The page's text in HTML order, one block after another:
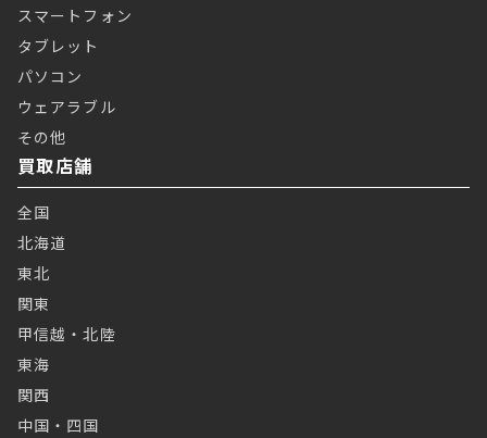
スマートフォン
タブレット
パソコン
ウェアラブル
その他
買取店舗
全国
北海道
東北
関東
甲信越・北陸
東海
関西
中国・四国